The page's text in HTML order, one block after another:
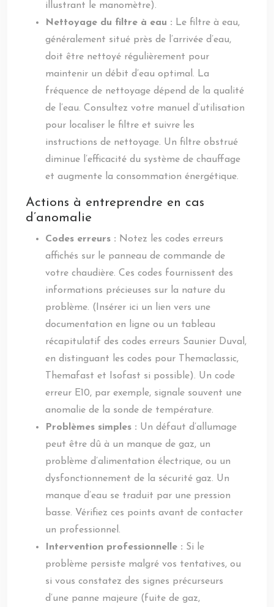
illustrant le manomètre).
Nettoyage du filtre à eau : Le filtre à eau,
généralement situé près de l’arrivée d’eau,
doit être nettoyé régulièrement pour
maintenir un débit d’eau optimal. La
fréquence de nettoyage dépend de la qualité
de l’eau. Consultez votre manuel d’utilisation
pour localiser le filtre et suivre les
instructions de nettoyage. Un filtre obstrué
diminue l’efficacité du système de chauffage
et augmente la consommation énergétique.
Actions à entreprendre en cas
d’anomalie
Codes erreurs : Notez les codes erreurs
affichés sur le panneau de commande de
votre chaudière. Ces codes fournissent des
informations précieuses sur la nature du
problème. (Insérer ici un lien vers une
documentation en ligne ou un tableau
récapitulatif des codes erreurs Saunier Duval,
en distinguant les codes pour Themaclassic,
Themafast et Isofast si possible). Un code
erreur E10, par exemple, signale souvent une
anomalie de la sonde de température.
Problèmes simples : Un défaut d’allumage
peut être dû à un manque de gaz, un
problème d’alimentation électrique, ou un
dysfonctionnement de la sécurité gaz. Un
manque d’eau se traduit par une pression
basse. Vérifiez ces points avant de contacter
un professionnel.
Intervention professionnelle : Si le
problème persiste malgré vos tentatives, ou
si vous constatez des signes précurseurs
d’une panne majeure (fuite de gaz,